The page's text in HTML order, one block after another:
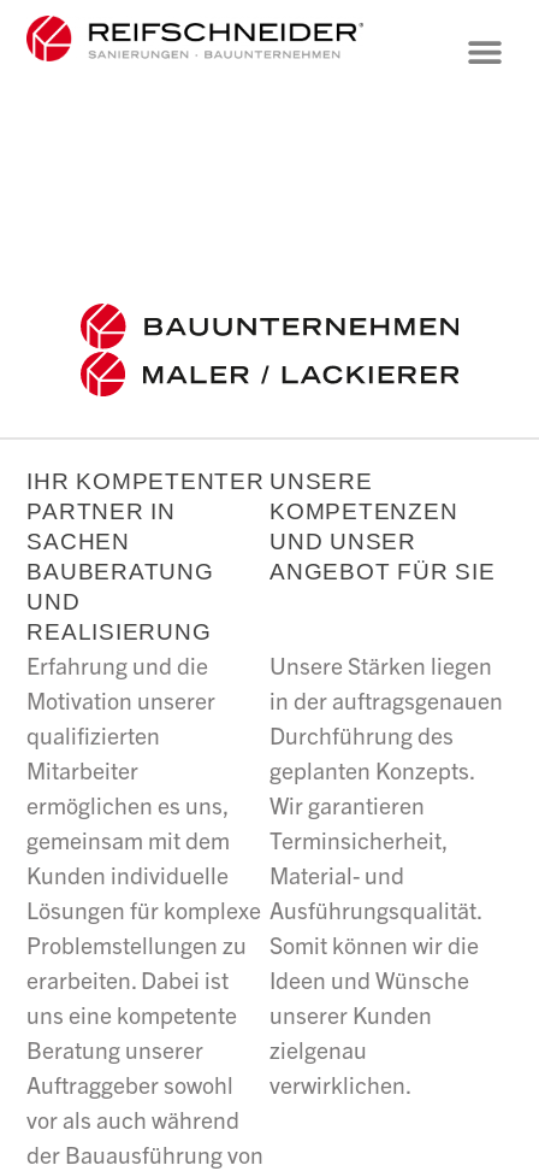
IHR KOMPETENTER
PARTNER IN
SACHEN
BAUBERATUNG
UND
REALISIERUNG
UNSERE
KOMPETENZEN
UND UNSER
ANGEBOT FÜR SIE
Erfahrung und die
Motivation unserer
qualifizierten
Mitarbeiter
ermöglichen es uns,
gemeinsam mit dem
Kunden individuelle
Lösungen für komplexe
Problemstellungen zu
erarbeiten. Dabei ist
uns eine kompetente
Beratung unserer
Auftraggeber sowohl
vor als auch während
der Bauausführung von
Unsere Stärken liegen
in der auftragsgenauen
Durchführung des
geplanten Konzepts.
Wir garantieren
Terminsicherheit,
Material- und
Ausführungsqualität.
Somit können wir die
Ideen und Wünsche
unserer Kunden
zielgenau
verwirklichen.